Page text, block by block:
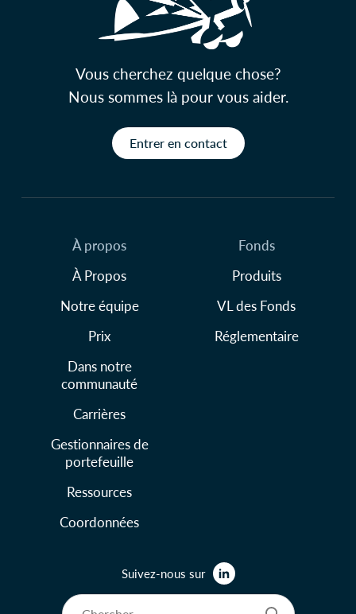
Vous cherchez quelque chose?
Nous sommes là pour vous aider.
Entrer en contact
À propos
À Propos
Notre équipe
Prix
Dans notre
communauté
Carrières
Fonds
Produits
VL des Fonds
Réglementaire
Gestionnaires de
portefeuille
Ressources
Coordonnées
Suivez-nous sur